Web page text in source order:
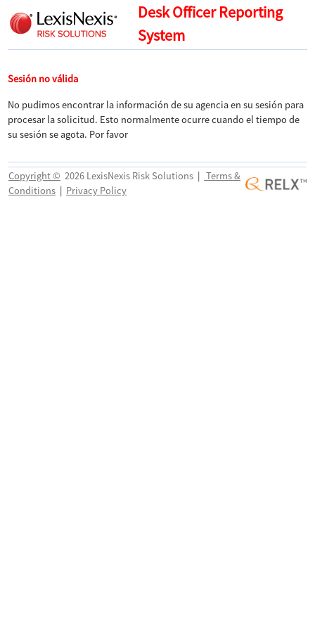
Desk Officer Reporting
System
Sesión no válida
No pudimos encontrar la información de su agencia en su sesión para
procesar la solicitud. Esto normalmente ocurre cuando el tiempo de
su sesión se agota. Por favor
Copyright © 2026 LexisNexis Risk Solutions | Terms &
Conditions | Privacy Policy